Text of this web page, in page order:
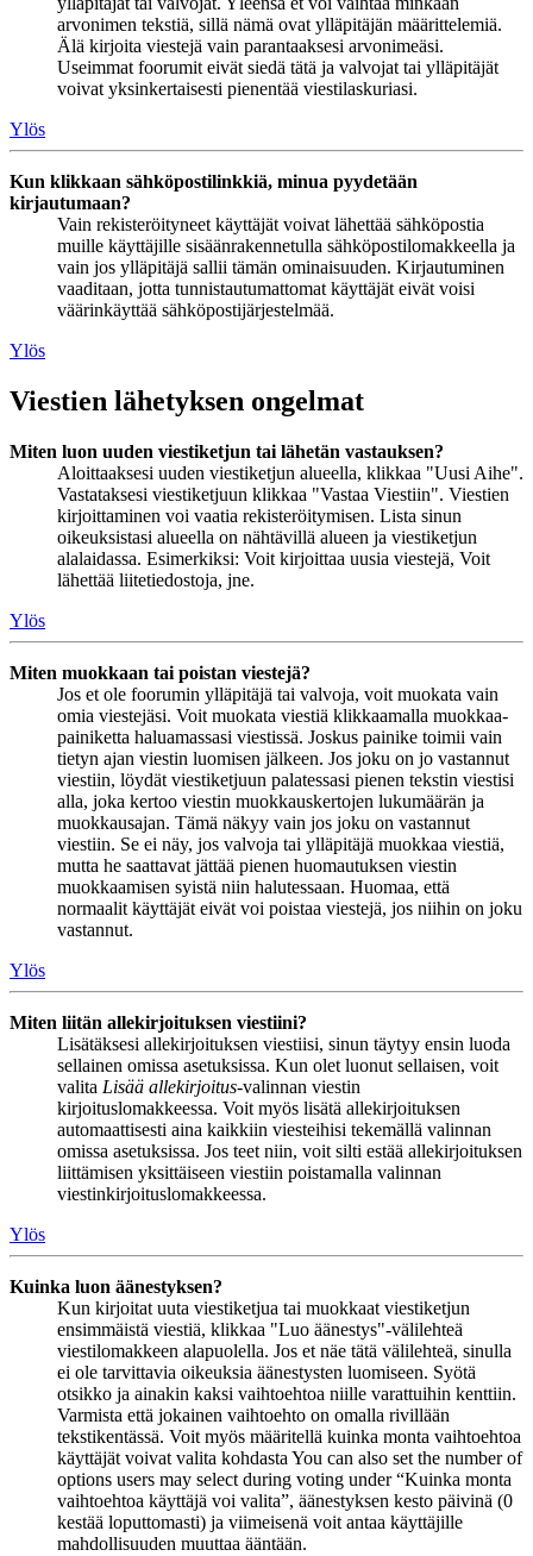
arvonimen tekstiä, sillä nämä ovat ylläpitäjän määrittelemiä.
Älä kirjoita viestejä vain parantaaksesi arvonimeäsi.
Useimmat foorumit eivät siedä tätä ja valvojat tai ylläpitäjät
voivat yksinkertaisesti pienentää viestilaskuriasi.
Ylös
Kun klikkaan sähköpostilinkkiä, minua pyydetään
kirjautumaan?
Vain rekisteröityneet käyttäjät voivat lähettää sähköpostia
muille käyttäjille sisäänrakennetulla sähköpostilomakkeella ja
vain jos ylläpitäjä sallii tämän ominaisuuden. Kirjautuminen
vaaditaan, jotta tunnistautumattomat käyttäjät eivät voisi
väärinkäyttää sähköpostijärjestelmää.
Ylös
Viestien lähetyksen ongelmat
Miten luon uuden viestiketjun tai lähetän vastauksen?
Aloittaaksesi uuden viestiketjun alueella, klikkaa "Uusi Aihe".
Vastataksesi viestiketjuun klikkaa "Vastaa Viestiin". Viestien
kirjoittaminen voi vaatia rekisteröitymisen. Lista sinun
oikeuksistasi alueella on nähtävillä alueen ja viestiketjun
alalaidassa. Esimerkiksi: Voit kirjoittaa uusia viestejä, Voit
lähettää liitetiedostoja, jne.
Ylös
Miten muokkaan tai poistan viestejä?
Jos et ole foorumin ylläpitäjä tai valvoja, voit muokata vain
omia viestejäsi. Voit muokata viestiä klikkaamalla muokkaa-
painiketta haluamassasi viestissä. Joskus painike toimii vain
tietyn ajan viestin luomisen jälkeen. Jos joku on jo vastannut
viestiin, löydät viestiketjuun palatessasi pienen tekstin viestisi
alla, joka kertoo viestin muokkauskertojen lukumäärän ja
muokkausajan. Tämä näkyy vain jos joku on vastannut
viestiin. Se ei näy, jos valvoja tai ylläpitäjä muokkaa viestiä,
mutta he saattavat jättää pienen huomautuksen viestin
muokkaamisen syistä niin halutessaan. Huomaa, että
normaalit käyttäjät eivät voi poistaa viestejä, jos niihin on joku
vastannut.
Ylös
Miten liitän allekirjoituksen viestiini?
Lisätäksesi allekirjoituksen viestiisi, sinun täytyy ensin luoda
sellainen omissa asetuksissa. Kun olet luonut sellaisen, voit
valita Lisää allekirjoitus-valinnan viestin
kirjoituslomakkeessa. Voit myös lisätä allekirjoituksen
automaattisesti aina kaikkiin viesteihisi tekemällä valinnan
omissa asetuksissa. Jos teet niin, voit silti estää allekirjoituksen
liittämisen yksittäiseen viestiin poistamalla valinnan
viestinkirjoituslomakkeessa.
Ylös
Kuinka luon äänestyksen?
Kun kirjoitat uuta viestiketjua tai muokkaat viestiketjun
ensimmäistä viestiä, klikkaa "Luo äänestys"-välilehteä
viestilomakkeen alapuolella. Jos et näe tätä välilehteä, sinulla
ei ole tarvittavia oikeuksia äänestysten luomiseen. Syötä
otsikko ja ainakin kaksi vaihtoehtoa niille varattuihin kenttiin.
Varmista että jokainen vaihtoehto on omalla rivillään
tekstikentässä. Voit myös määritellä kuinka monta vaihtoehtoa
käyttäjät voivat valita kohdasta You can also set the number of
options users may select during voting under “Kuinka monta
vaihtoehtoa käyttäjä voi valita”, äänestyksen kesto päivinä (0
kestää loputtomasti) ja viimeisenä voit antaa käyttäjille
mahdollisuuden muuttaa ääntään.